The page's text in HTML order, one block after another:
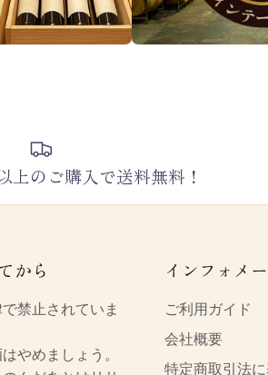
上のご購入で送料無料！
から
禁止されていま
やめましょう。
インフォメ
ご利用ガイド
会社概要
特定商取引法